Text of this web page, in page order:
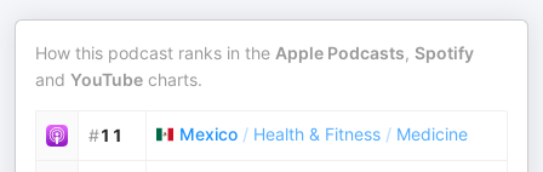
How this podcast ranks in the Apple Podcasts, Spotify
and YouTube charts.
#11 Mexico / Health & Fitness / Medicine